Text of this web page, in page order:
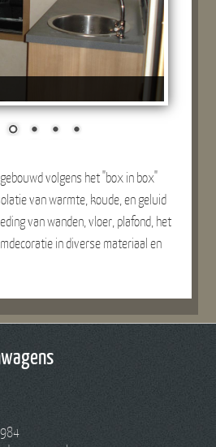
volgens het "box in box"
van warmte, koude, en geluid
van wanden, vloer, plafond, het
in diverse materiaal en